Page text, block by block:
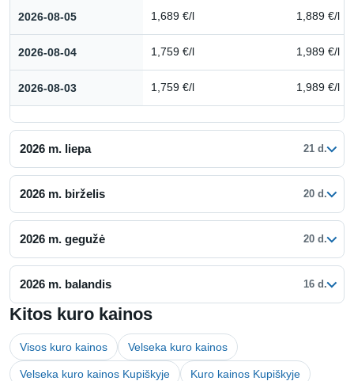
2026-08-05 1,689 €/l 1,889 €/l
2026-08-04 1,759 €/l 1,989 €/l
2026-08-03 1,759 €/l 1,989 €/l
2026 m. liepa 21 d.
2026 m. birželis 20 d.
2026 m. gegužė 20 d.
2026 m. balandis 16 d.
Kitos kuro kainos
Visos kuro kainos Velseka kuro kainos
Velseka kuro kainos Kupiškyje Kuro kainos Kupiškyje